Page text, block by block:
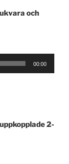
och
00:00
2-